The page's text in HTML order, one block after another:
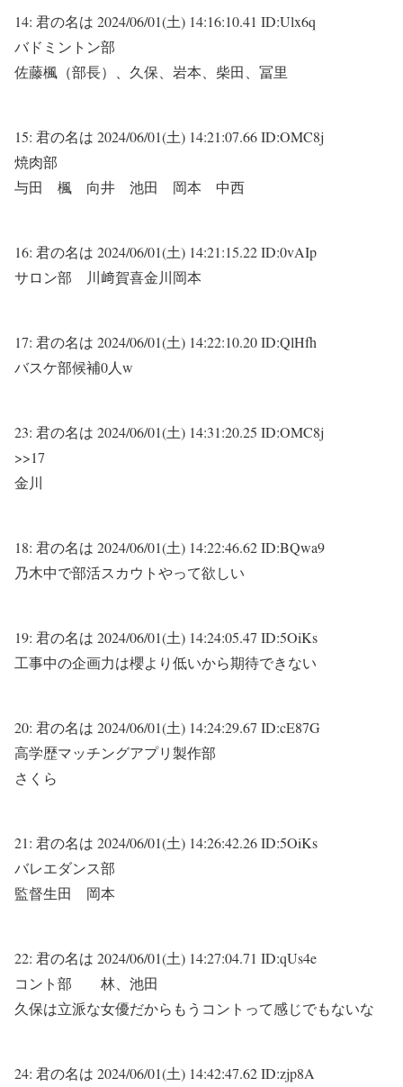
14: 君の名は 2024/06/01(土) 14:16:10.41 ID:Ulx6q
バドミントン部
佐藤楓（部長）、久保、岩本、柴田、冨里
15: 君の名は 2024/06/01(土) 14:21:07.66 ID:OMC8j
焼肉部
与田 楓 向井 池田 岡本 中西
16: 君の名は 2024/06/01(土) 14:21:15.22 ID:0vAIp
サロン部 川﨑賀喜金川岡本
17: 君の名は 2024/06/01(土) 14:22:10.20 ID:QlHfh
バスケ部候補0人w
23: 君の名は 2024/06/01(土) 14:31:20.25 ID:OMC8j
>>17
金川
18: 君の名は 2024/06/01(土) 14:22:46.62 ID:BQwa9
乃木中で部活スカウトやって欲しい
19: 君の名は 2024/06/01(土) 14:24:05.47 ID:5OiKs
工事中の企画力は櫻より低いから期待できない
20: 君の名は 2024/06/01(土) 14:24:29.67 ID:cE87G
高学歴マッチングアプリ製作部
さくら
21: 君の名は 2024/06/01(土) 14:26:42.26 ID:5OiKs
バレエダンス部
監督生田 岡本
22: 君の名は 2024/06/01(土) 14:27:04.71 ID:qUs4e
コント部 林、池田
久保は立派な女優だからもうコントって感じでもないな
24: 君の名は 2024/06/01(土) 14:42:47.62 ID:zjp8A